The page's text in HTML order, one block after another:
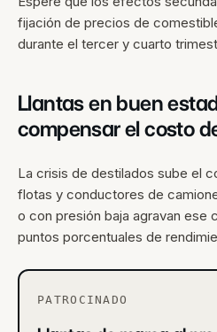
fijación de precios de
durante el tercer y cuarto
Llantas en buen
compensar el costo
La crisis de destilados sube el
flotas y conductores de
o con presión baja agravan ese
puntos porcentuales de
PATROCINADO